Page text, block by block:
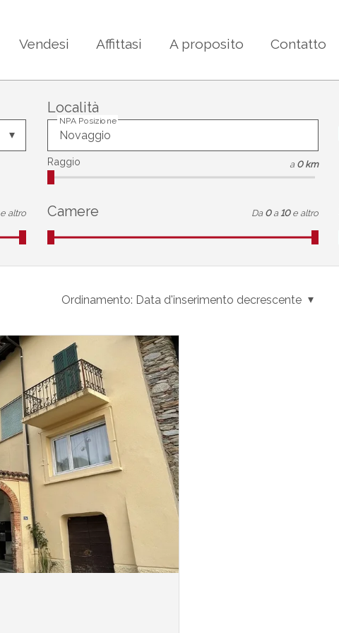
Vendesi Affittasi A proposito Contatto
Località
NPA Posizione
Raggio a 0 km
e altro Camere Da 0 a 10 e altro
Ordinamento: Data d'inserimento decrescente